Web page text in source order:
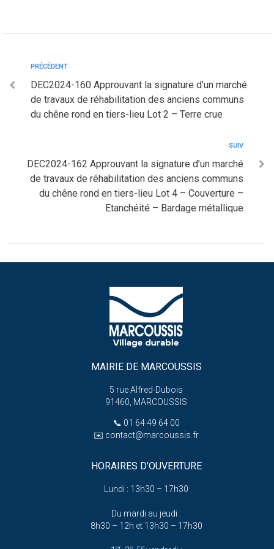
PRÉCÉDENT
DEC2024-160 Approuvant la signature d’un marché
de travaux de réhabilitation des anciens communs
du chêne rond en tiers-lieu Lot 2 – Terre crue
SUIV
DEC2024-162 Approuvant la signature d’un marché
de travaux de réhabilitation des anciens communs
du chêne rond en tiers-lieu Lot 4 – Couverture –
Etanchéité – Bardage métallique
MAIRIE DE MARCOUSSIS
5 rue Alfred-Dubois
91460, MARCOUSSIS
📞 01 64 49 64 00
✉️ contact@marcoussis.fr
HORAIRES D’OUVERTURE
Lundi : 13h30 – 17h30
Du mardi au jeudi :
8h30 – 12h et 13h30 – 17h30